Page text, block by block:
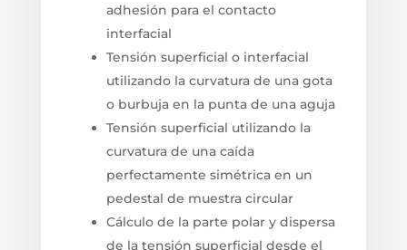
adhesión para el contacto
interfacial
Tensión superficial o interfacial
utilizando la curvatura de una gota
o burbuja en la punta de una aguja
Tensión superficial utilizando la
curvatura de una caída
perfectamente simétrica en un
pedestal de muestra circular
Cálculo de la parte polar y dispersa
de la tensión superficial desde el